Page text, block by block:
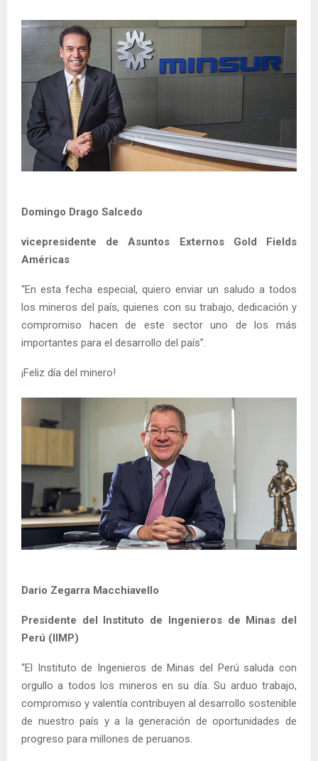
Domingo Drago Salcedo
vicepresidente de Asuntos Externos Gold Fields
Américas
“En esta fecha especial, quiero enviar un saludo a todos
los mineros del país, quienes con su trabajo, dedicación y
compromiso hacen de este sector uno de los más
importantes para el desarrollo del país”.
¡Feliz día del minero!
Dario Zegarra Macchiavello
Presidente del Instituto de Ingenieros de Minas del
Perú (IIMP)
“El Instituto de Ingenieros de Minas del Perú saluda con
orgullo a todos los mineros en su día. Su arduo trabajo,
compromiso y valentía contribuyen al desarrollo sostenible
de nuestro país y a la generación de oportunidades de
progreso para millones de peruanos.